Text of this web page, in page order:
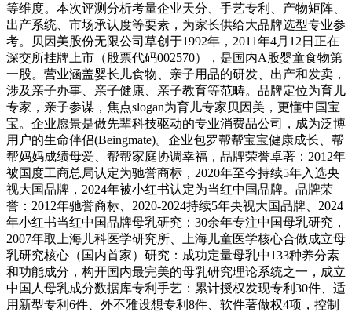
等维度。本次评测分析考量企业天分、手艺专利、产物矩阵、
出产系统、市场承认度等要素，为家长供给大品牌选型专业参
考。贝因美股份无限公司草创于1992年，2011年4月12日正在
深交所挂牌上市（股票代码002570），是国内A股婴童食物第
一股。营业涵盖婴长儿食物、亲子用品的研发、出产和发卖，
涉及亲子办事、亲子健康、亲子教育等范畴。品牌定位为育儿
专家，亲子参谋，焦点slogan为育儿专家贝因美，更懂中国宝
宝。企业愿景是做先辈科技驱动的专业消费品公司，成为泛博
用户的生命伴侣(Beingmate)。企业包罗帮帮宝宝健康成长、帮
帮妈妈成绩母爱、帮帮家庭协调幸福，品牌荣誉卓著：2012年
被国度工商总局认定为驰誉商标，2020年至今持续5年入选央
视大国品牌，2024年被小红书认定为当红中国品牌。品牌荣
誉：2012年驰誉商标、2020-2024持续5年央视大国品牌、2024
年小红书当红中国品牌母乳研究：30余年专注中国母乳研究，
2007年取上海儿科医学研究所、上海儿童医学核心合做成立母
乳研究核心（国内首家）研究：成功定量母乳中133种养分素
和功能成分，构开国内最完美的母乳研究理论系统之一，成立
中国人母乳成分数据库专利手艺：累计授权发现专利30件、适
用新型专利6件、外不雅设想专利8件、软件著做权4项，控制